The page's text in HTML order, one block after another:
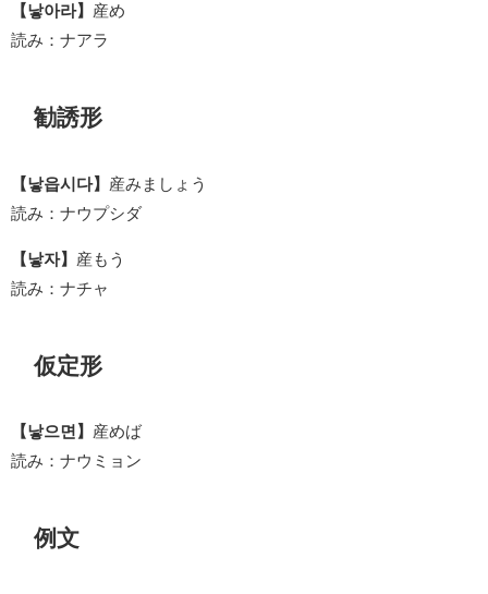
【낳아라】 産め
読み：ナアラ
勧誘形
【낳읍시다】 産みましょう
読み：ナウプシダ
【낳자】 産もう
読み：ナチャ
仮定形
【낳으면】 産めば
読み：ナウミョン
例文